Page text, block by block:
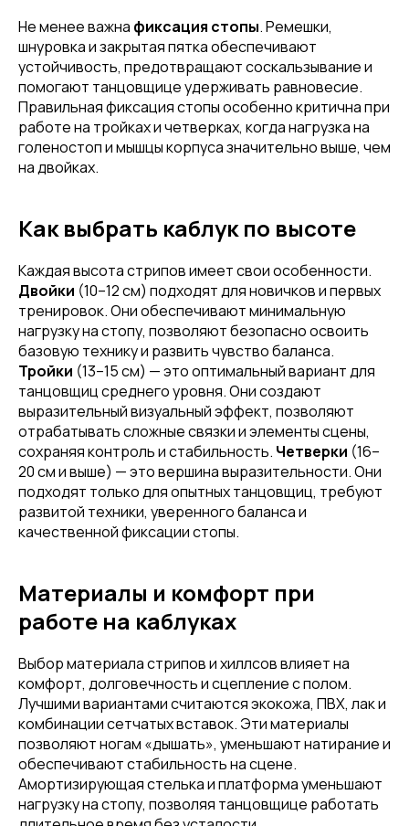
Не менее важна фиксация стопы. Ремешки,
шнуровка и закрытая пятка обеспечивают
устойчивость, предотвращают соскальзывание и
помогают танцовщице удерживать равновесие.
Правильная фиксация стопы особенно критична при
работе на тройках и четверках, когда нагрузка на
голеностоп и мышцы корпуса значительно выше, чем
на двойках.
Как выбрать каблук по высоте
Каждая высота стрипов имеет свои особенности.
Двойки (10–12 см) подходят для новичков и первых
тренировок. Они обеспечивают минимальную
нагрузку на стопу, позволяют безопасно освоить
базовую технику и развить чувство баланса.
Тройки (13–15 см) — это оптимальный вариант для
танцовщиц среднего уровня. Они создают
выразительный визуальный эффект, позволяют
отрабатывать сложные связки и элементы сцены,
сохраняя контроль и стабильность. Четверки (16–
20 см и выше) — это вершина выразительности. Они
подходят только для опытных танцовщиц, требуют
развитой техники, уверенного баланса и
качественной фиксации стопы.
Материалы и комфорт при
работе на каблуках
Выбор материала стрипов и хиллсов влияет на
комфорт, долговечность и сцепление с полом.
Лучшими вариантами считаются экокожа, ПВХ, лак и
комбинации сетчатых вставок. Эти материалы
позволяют ногам «дышать», уменьшают натирание и
обеспечивают стабильность на сцене.
Амортизирующая стелька и платформа уменьшают
нагрузку на стопу, позволяя танцовщице работать